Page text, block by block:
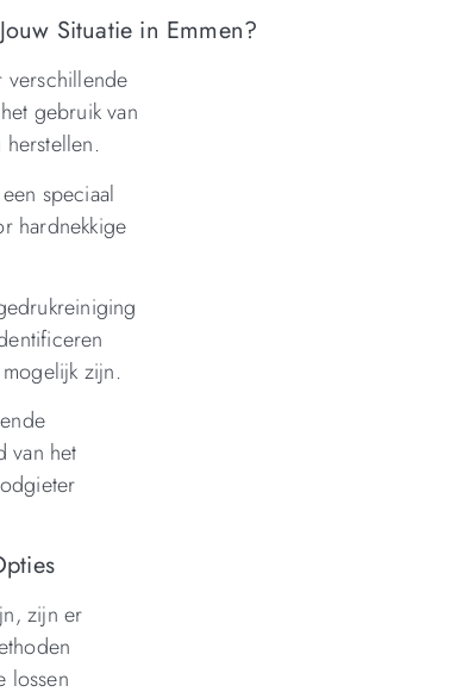
Situatie in Emmen?
verschillende
gebruik van
speciaal
hardnekkige
zijn.
van het
zijn er
lossen